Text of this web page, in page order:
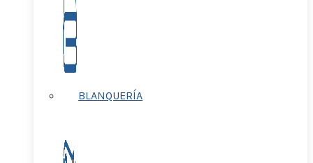
BLANQUERÍA